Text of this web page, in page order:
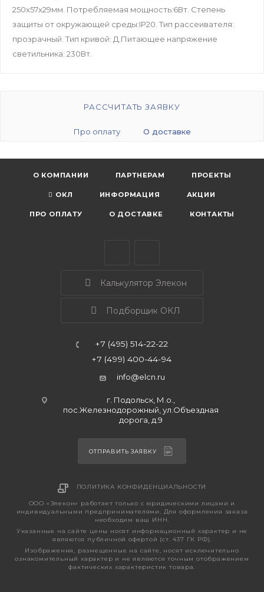
250x57x29мм. Потребляемая мощность:6Вт. Степень
защиты от окружающей среды:IP20. Тип рассеивателя:
прозрачный. Тип кривой: Д.Питающее напряжение
светильника: 230Вт.
РАССЧИТАТЬ ЗАЯВКУ
Про оплату О доставке
О КОМПАНИИ ПАРТНЕРАМ ПРОЕКТЫ
ОКЛ ИНФОРМАЦИЯ АКЦИИ
ПРО ОПЛАТУ О ДОСТАВКЕ КОНТАКТЫ
Калькулятор Элекон
Подборщик ОКЛ
+7 (495) 514-22-22
+7 (499) 400-44-94
info@elcn.ru
г. Подольск, М.о.,
пос.Железнодорожный, ул.Объездная
дорога, д.9
ОТПРАВИТЬ ЗАЯВКУ
ПОЛИТИКА КОНФИДЕНЦИАЛЬНОСТИ
ООО «Элекон» работает только с юридическими лицами и
индивидуальными предпринимателями. Для оформления заказа
необходим ваш ИНН.
Указанные на сайте цены носят информационный характер и не
являются публичной офертой (ст. 437 ГК РФ).
Изображения, размещенные на сайте, носят исключительно
ознакомительный характер и не являются точным отображением
фактических характеристик товара.